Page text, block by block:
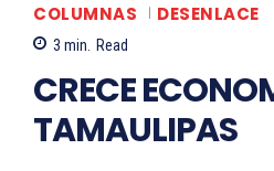
COLUMNAS DESENLACE
3 min. Read
CRECE
TAMAULIPAS